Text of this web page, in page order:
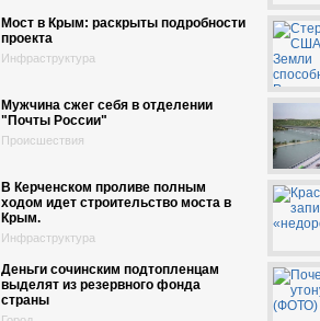
Мост в Крым: раскрыты подробности
проекта
Инфраструктура
Мужчина сжег себя в отделении
"Почты России"
Происшествия
В Керченском проливе полным
ходом идет строительство моста в
Крым.
Инфраструктура
Деньги сочинским подтопленцам
выделят из резервного фонда
страны